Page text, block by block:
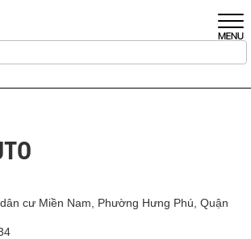
cư Miền Nam, Phường Hưng Phú, Quận